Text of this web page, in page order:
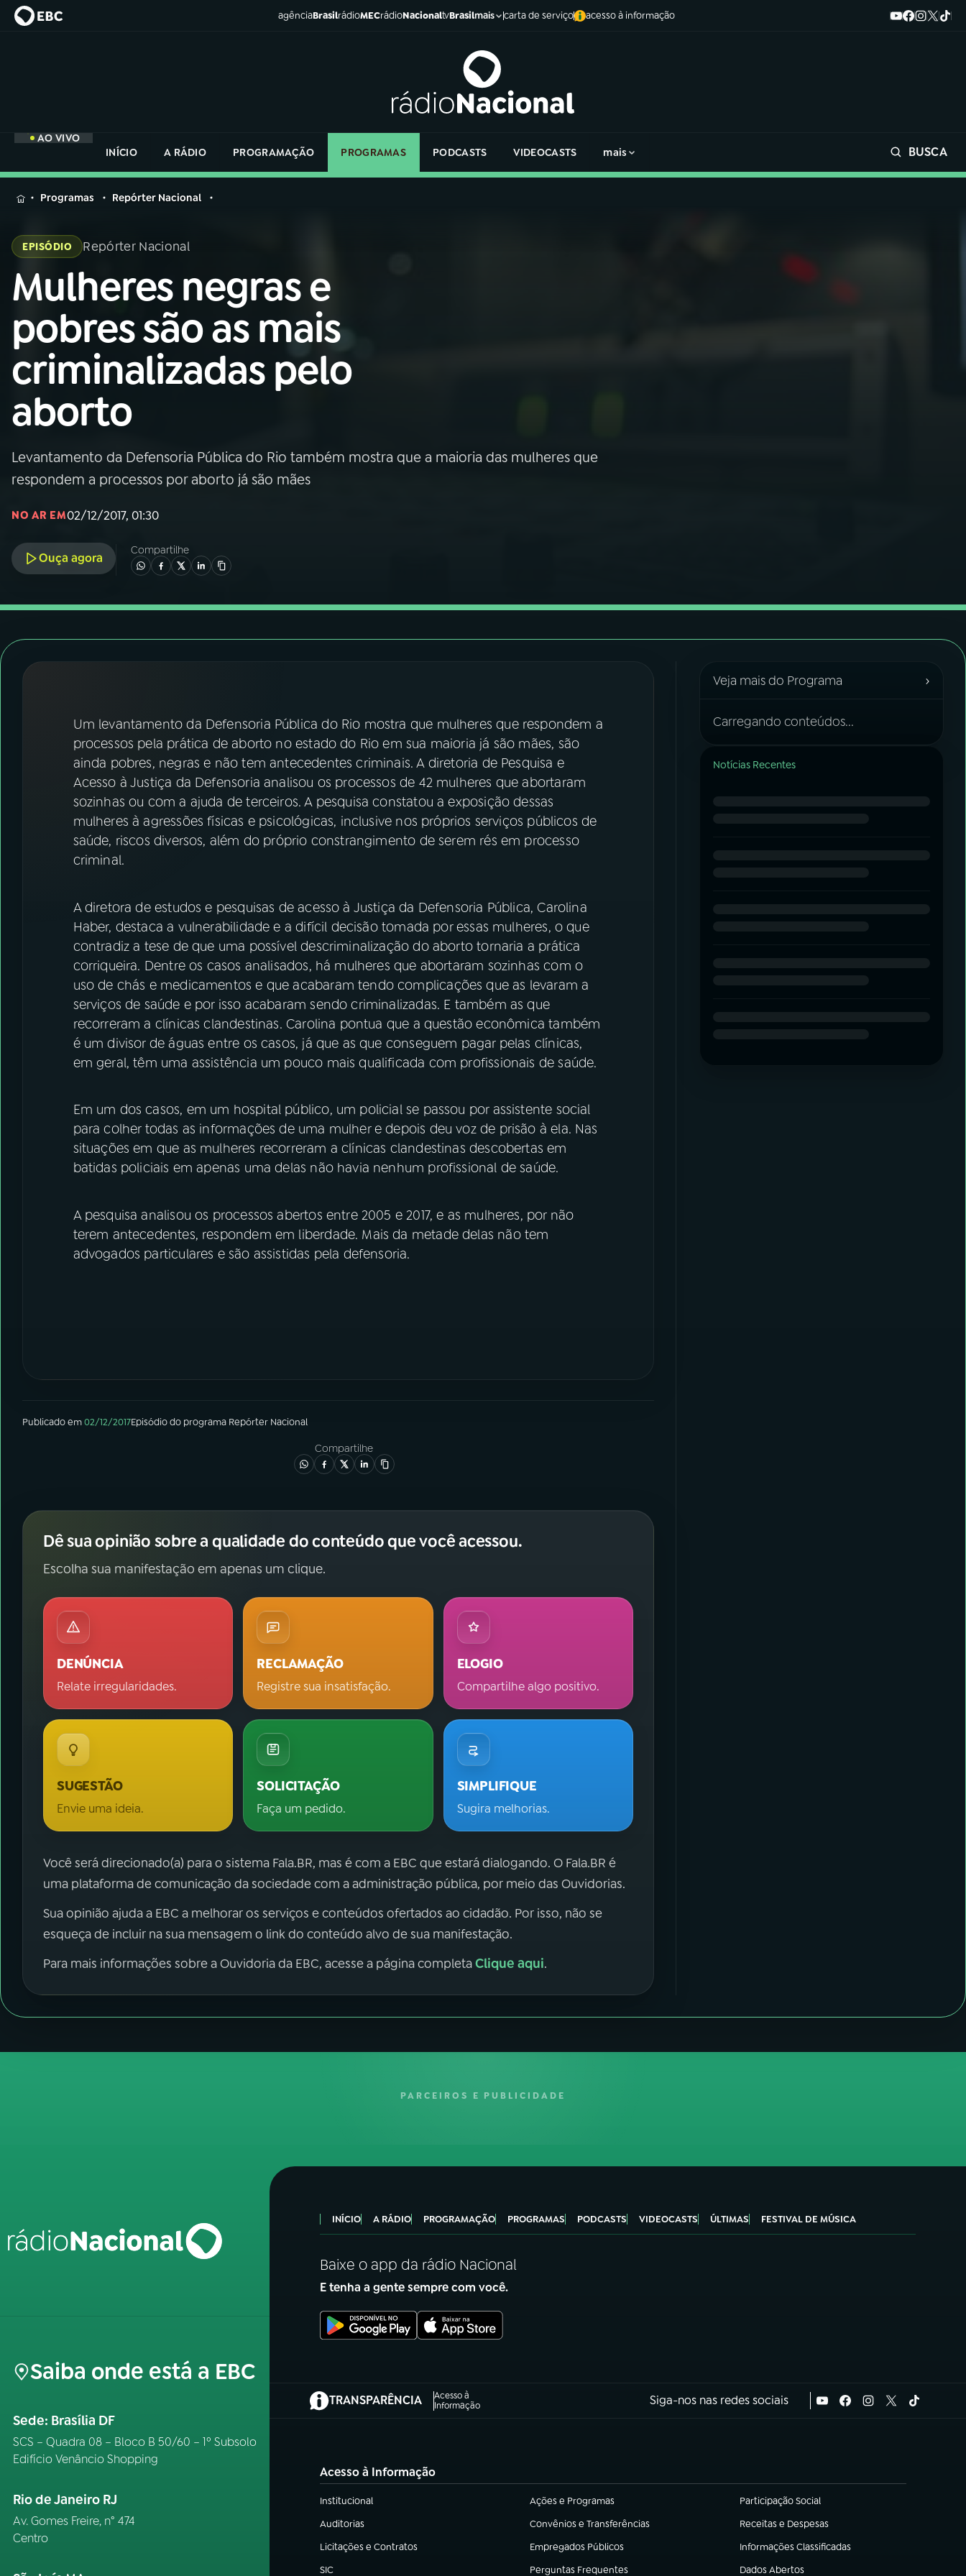
agênciaBrasilrádioMECrádioNacionaltvBrasilmais carta de serviço acesso à informação
AO VIVO
INÍCIO
A RÁDIO PROGRAMAÇÃO PROGRAMAS PODCASTS VIDEOCASTS mais BUSCA
MENU
Buscar
na
Rádio
Nacional
AO VIVO
01 INÍCIO
02 A RÁDIO
03PROGRAMAÇÃO
05 PODCASTS
ACOMPANHE A RÁDIO NACIONAL
YouTube Facebook
Instagram X
na
Rádio
Programas Repórter Nacional
EPISÓDIO Repórter Nacional
Mulheres negras e
pobres são as mais
criminalizadas pelo
aborto
Levantamento da Defensoria Pública do Rio também mostra que a maioria das mulheres que
respondem a processos por aborto já são mães
NO AR EM02/12/2017, 01:30
Ouça agora
Compartilhe
Um levantamento da Defensoria Pública do Rio mostra que mulheres que respondem a
processos pela prática de aborto no estado do Rio em sua maioria já são mães, são
ainda pobres, negras e não tem antecedentes criminais. A diretoria de Pesquisa e
Acesso à Justiça da Defensoria analisou os processos de 42 mulheres que abortaram
sozinhas ou com a ajuda de terceiros. A pesquisa constatou a exposição dessas
mulheres à agressões físicas e psicológicas, inclusive nos próprios serviços públicos de
saúde, riscos diversos, além do próprio constrangimento de serem rés em processo
criminal.
A diretora de estudos e pesquisas de acesso à Justiça da Defensoria Pública, Carolina
Haber, destaca a vulnerabilidade e a difícil decisão tomada por essas mulheres, o que
contradiz a tese de que uma possível descriminalização do aborto tornaria a prática
corriqueira. Dentre os casos analisados, há mulheres que abortaram sozinhas com o
uso de chás e medicamentos e que acabaram tendo complicações que as levaram a
serviços de saúde e por isso acabaram sendo criminalizadas. E também as que
recorreram a clínicas clandestinas. Carolina pontua que a questão econômica também
é um divisor de águas entre os casos, já que as que conseguem pagar pelas clínicas,
em geral, têm uma assistência um pouco mais qualificada com profissionais de saúde.
Em um dos casos, em um hospital público, um policial se passou por assistente social
para colher todas as informações de uma mulher e depois deu voz de prisão à ela. Nas
situações em que as mulheres recorreram a clínicas clandestinas descobertas em
batidas policiais em apenas uma delas não havia nenhum profissional de saúde.
A pesquisa analisou os processos abertos entre 2005 e 2017, e as mulheres, por não
terem antecedentes, respondem em liberdade. Mais da metade delas não tem
advogados particulares e são assistidas pela defensoria.
Publicado em02/12/2017Episódiodo programa Repórter Nacional
Compartilhe
Dê sua opinião sobre a qualidade do conteúdo que você acessou.
Escolha sua manifestação em apenas um clique.
DENÚNCIA
Relate irregularidades.
RECLAMAÇÃO
Registre sua insatisfação.
ELOGIO
Compartilhe algo positivo.
SUGESTÃO
Envie uma ideia.
SOLICITAÇÃO
Faça um pedido.
SIMPLIFIQUE
Sugira melhorias.
Você será direcionado(a) para o sistema Fala.BR, mas é com a EBC que estará dialogando. O Fala.BR é
uma plataforma de comunicação da sociedade com a administração pública, por meio das Ouvidorias.
Sua opinião ajuda a EBC a melhorar os serviços e conteúdos ofertados ao cidadão. Por isso, não se
esqueça de incluir na sua mensagem o link do conteúdo alvo de sua manifestação.
Para mais informações sobre a Ouvidoria da EBC, acesse a página completaClique aqui.
Veja mais do Programa ›
Carregando conteúdos...
Notícias Recentes
PARCEIROS E PUBLICIDADE
Saiba onde está a EBC
Sede: Brasília DF
SCS – Quadra 08 – Bloco B 50/60 – 1º Subsolo
Edifício Venâncio Shopping
Rio de Janeiro RJ
Av. Gomes Freire, n° 474
Centro
INÍCIO A RÁDIO PROGRAMAÇÃO PROGRAMAS PODCASTS VIDEOCASTS ÚLTIMAS FESTIVAL DE MÚSICA
Baixe o app da rádio Nacional
E tenha a gente sempre com você.
TRANSPARÊNCIA
Acesso à
Informação
(abre em nova aba) Siga-nos nas redes sociais
Acesso à Informação
Institucional
(abre em nova aba) Ações e Programas
(abre em nova aba) Participação Social
(abre em nova aba)
Auditorias
(abre em nova aba) Convênios e Transferências
(abre em nova aba) Receitas e Despesas
(abre em nova aba)
Licitações e Contratos
(abre em nova aba) Empregados Públicos
(abre em nova aba) Informações Classificadas
(abre em nova aba)
SIC
Perguntas Frequentes Dados Abertos